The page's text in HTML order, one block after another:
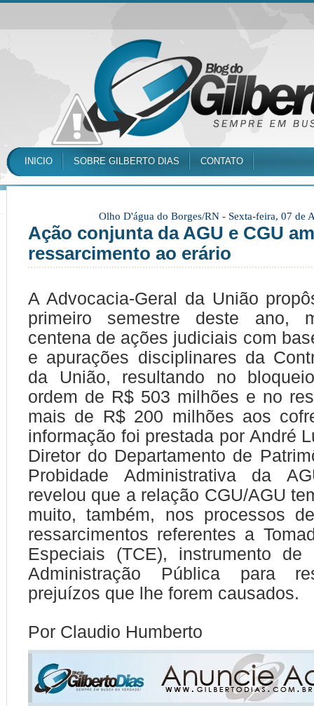
INICIO SOBRE GILBERTO DIAS CONTATO
Olho D'água do Borges/RN - Sexta-feira, 07 de
Ação conjunta da AGU e CGU
ressarcimento ao erário
A Advocacia-Geral da União
primeiro semestre deste ano,
centena de ações judiciais com
e apurações disciplinares da
da União, resultando no
ordem de R$ 503 milhões e no
mais de R$ 200 milhões aos
informação foi prestada por André
Diretor do Departamento de
Probidade Administrativa da
revelou que a relação CGU/AGU
muito, também, nos processos
ressarcimentos referentes a
Especiais (TCE), instrumento
Administração Pública para
prejuízos que lhe forem causados.
Por Claudio Humberto